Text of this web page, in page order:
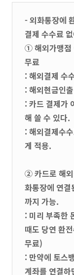
- 외화통장에
결제 수수료
① 해외가맹점
무료
: 해외결제 수
: 해외현금인
: 카드 결제가
해 쓸 수 있다.
: 해외결제수
게 적용.
② 카드로 해외
화통장에 연결
까지 가능.
: 미리 부족한
때도 당연 환
무료)
: 만약에 토스
계좌를 연결